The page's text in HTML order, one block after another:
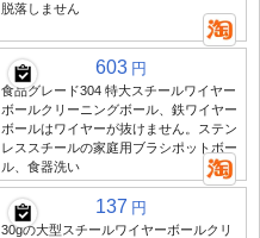
脱落しません
603 円
食品グレード304 特大スチールワイヤー
ボールクリーニングボール、鉄ワイヤー
ボールはワイヤーが抜けません。ステン
レススチールの家庭用ブラシポットボー
ル、食器洗い
137 円
30gの大型スチールワイヤーボールクリ